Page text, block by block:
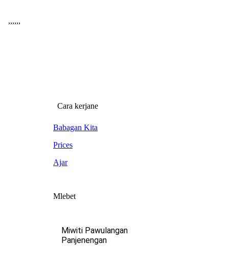
,,,,,,
Cara kerjane
Babagan Kita
Prices
Ajar
Mlebet
Miwiti Pawulangan
Panjenengan